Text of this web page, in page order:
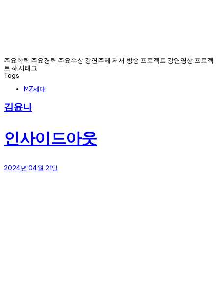
주요학력 주요경력 주요수상 강연주제 저서 방송 프로젝트 강연영상 프로젝
트 해시태그
Tags
MZ세대
김윤나
인사이드아웃
2024년 04월 21일